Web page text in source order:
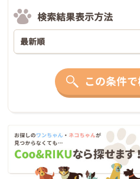
検索結果表示方法
この条件